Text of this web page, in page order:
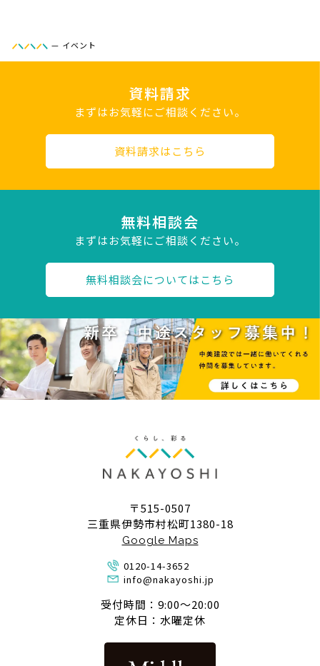
— イベント
資料請求
まずはお気軽にご相談ください。
資料請求はこちら
無料相談会
まずはお気軽にご相談ください。
無料相談会についてはこちら
〒515-0507
三重県伊勢市村松町1380-18
Google Maps
0120-14-3652
info@nakayoshi.jp
受付時間：9:00〜20:00
定休日：水曜定休